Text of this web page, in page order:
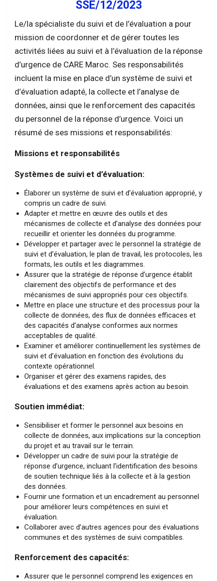
SSE/12/2023
Le/la spécialiste du suivi et de l’évaluation a pour
mission de coordonner et de gérer toutes les
activités liées au suivi et à l’évaluation de la réponse
d’urgence de CARE Maroc. Ses responsabilités
incluent la mise en place d’un système de suivi et
d’évaluation adapté, la collecte et l’analyse de
données, ainsi que le renforcement des capacités
du personnel de la réponse d’urgence. Voici un
résumé de ses missions et responsabilités:
Missions et responsabilités
Systèmes de suivi et d’évaluation:
Élaborer un système de suivi et d’évaluation approprié, y
compris un cadre de suivi.
Adapter et mettre en œuvre des outils et des
mécanismes de collecte et d’analyse des données pour
recueillir et orienter les données du programme.
Développer et partager avec le personnel la stratégie de
suivi et d’évaluation, le plan de travail, les protocoles, les
formats, les outils et les diagrammes.
Assurer que la stratégie de réponse d’urgence établit
clairement des objectifs de performance et des
mécanismes de suivi appropriés pour ces objectifs.
Mettre en place une structure et des processus pour la
collecte de données, des flux de données efficaces et
des capacités d’analyse conformes aux normes
acceptables de qualité.
Examiner et améliorer continuellement les systèmes de
suivi et d’évaluation en fonction des évolutions du
contexte opérationnel.
Organiser et gérer des examens rapides, des
évaluations et des examens après action au besoin.
Soutien immédiat:
Sensibiliser et former le personnel aux besoins en
collecte de données, aux implications sur la conception
du projet et au travail sur le terrain.
Développer un cadre de suivi pour la stratégie de
réponse d’urgence, incluant l’identification des besoins
de soutien technique liés à la collecte et à la gestion
des données.
Fournir une formation et un encadrement au personnel
pour améliorer leurs compétences en suivi et
évaluation.
Collaborer avec d’autres agences pour des évaluations
communes et des systèmes de suivi compatibles.
Renforcement des capacités:
Assurer que le personnel comprend les exigences en